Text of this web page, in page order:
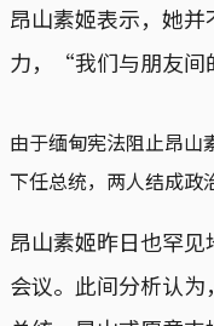
昂山素姬表示，她
力，“我们与朋友间
由于缅甸宪法阻止昂山
下任总统，两人结成政
昂山素姬昨日也罕
会议。此间分析认